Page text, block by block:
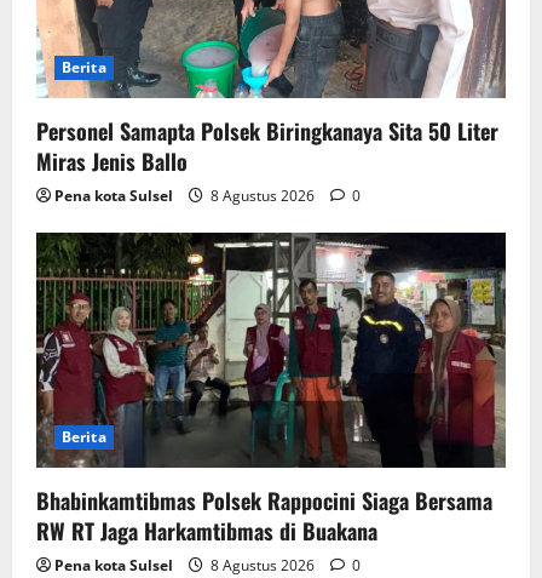
Berita
Personel Samapta Polsek Biringkanaya Sita 50 Liter
Miras Jenis Ballo
Pena kota Sulsel 8 Agustus 2026 0
Berita
Bhabinkamtibmas Polsek Rappocini Siaga Bersama
RW RT Jaga Harkamtibmas di Buakana
Pena kota Sulsel 8 Agustus 2026 0